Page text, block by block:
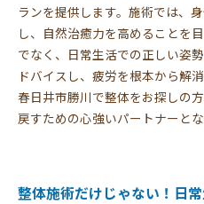
ランを提供します。施術では、
し、自然治癒力を高めることを
でなく、日常生活での正しい姿
ドバイスし、疲労を根本から解
春日井市勝川で整体をお探しの
戻すための心強いパートナーとな
整体施術だけじゃない！日